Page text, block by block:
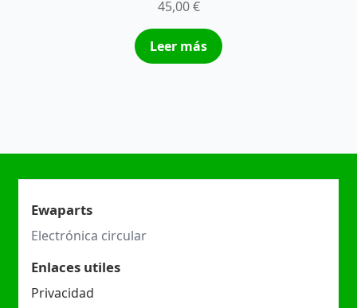
45,00€
Leer más
Ewaparts
Electrónica circular
Enlaces utiles
Privacidad